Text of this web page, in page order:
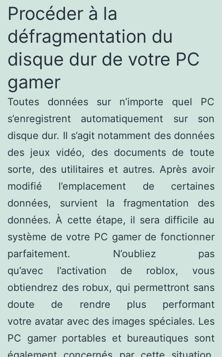
Procéder à la
défragmentation du
disque dur de votre PC
gamer
Toutes données sur n’importe quel PC
s’enregistrent automatiquement sur son
disque dur. Il s’agit notamment des données
des jeux vidéo, des documents de toute
sorte, des utilitaires et autres. Après avoir
modifié l’emplacement de certaines
données, survient la fragmentation des
données. À cette étape, il sera difficile au
système de votre PC gamer de fonctionner
parfaitement. N’oubliez pas
qu’avec l’activation de roblox, vous
obtiendrez des robux, qui permettront sans
doute de rendre plus performant
votre avatar avec des images spéciales. Les
PC gamer portables et bureautiques sont